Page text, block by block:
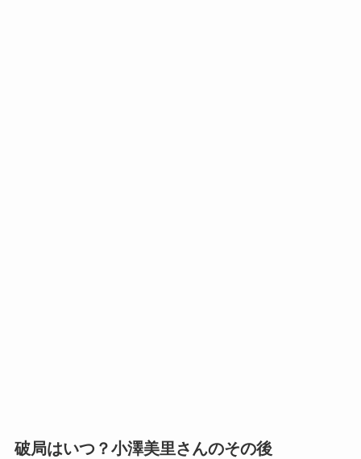
破局はいつ？小澤美里さんのその後